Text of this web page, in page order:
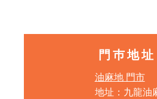
門巿地址
油麻地 門市
地址：九龍油